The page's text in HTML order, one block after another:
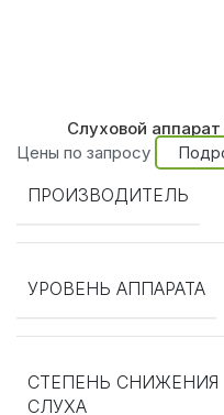
Слуховой аппарат
Цены по запросу
ПРОИЗВОДИТЕЛЬ
УРОВЕНЬ АППАРАТА
СТЕПЕНЬ СНИЖЕНИЯ
СЛУХА